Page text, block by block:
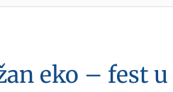
eko – fest